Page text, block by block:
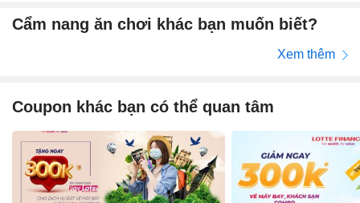
Cẩm nang ăn chơi khác bạn muốn biết?
Xem thêm
Coupon khác bạn có thể quan tâm